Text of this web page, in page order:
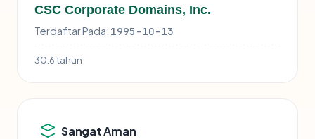
CSC Corporate Domains, Inc.
Terdaftar Pada: 1995-10-13
30.6 tahun
Sangat Aman